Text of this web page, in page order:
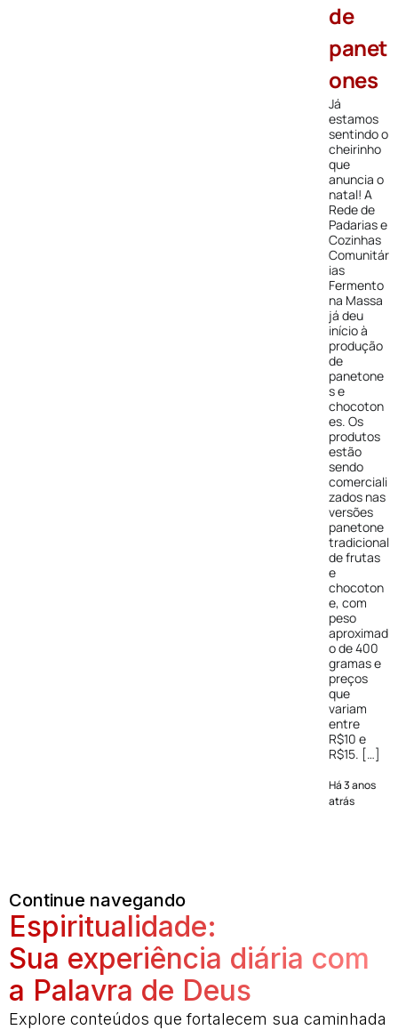
de
panet
ones
Já
estamos
sentindo o
cheirinho
que
anuncia o
natal! A
Rede de
Padarias e
Cozinhas
Comunitár
ias
Fermento
na Massa
já deu
início à
produção
de
panetone
s e
chocoton
es. Os
produtos
estão
sendo
comerciali
zados nas
versões
panetone
tradicional
de frutas
e
chocoton
e, com
peso
aproximad
o de 400
gramas e
preços
que
variam
entre
R$10 e
R$15. […]
Há 3 anos
atrás
Continue navegando
Espiritualidade:
Sua experiência diária com
a Palavra de Deus
Explore conteúdos que fortalecem sua caminhada